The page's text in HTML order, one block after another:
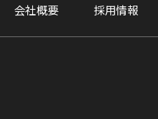
会社概要 採用情報